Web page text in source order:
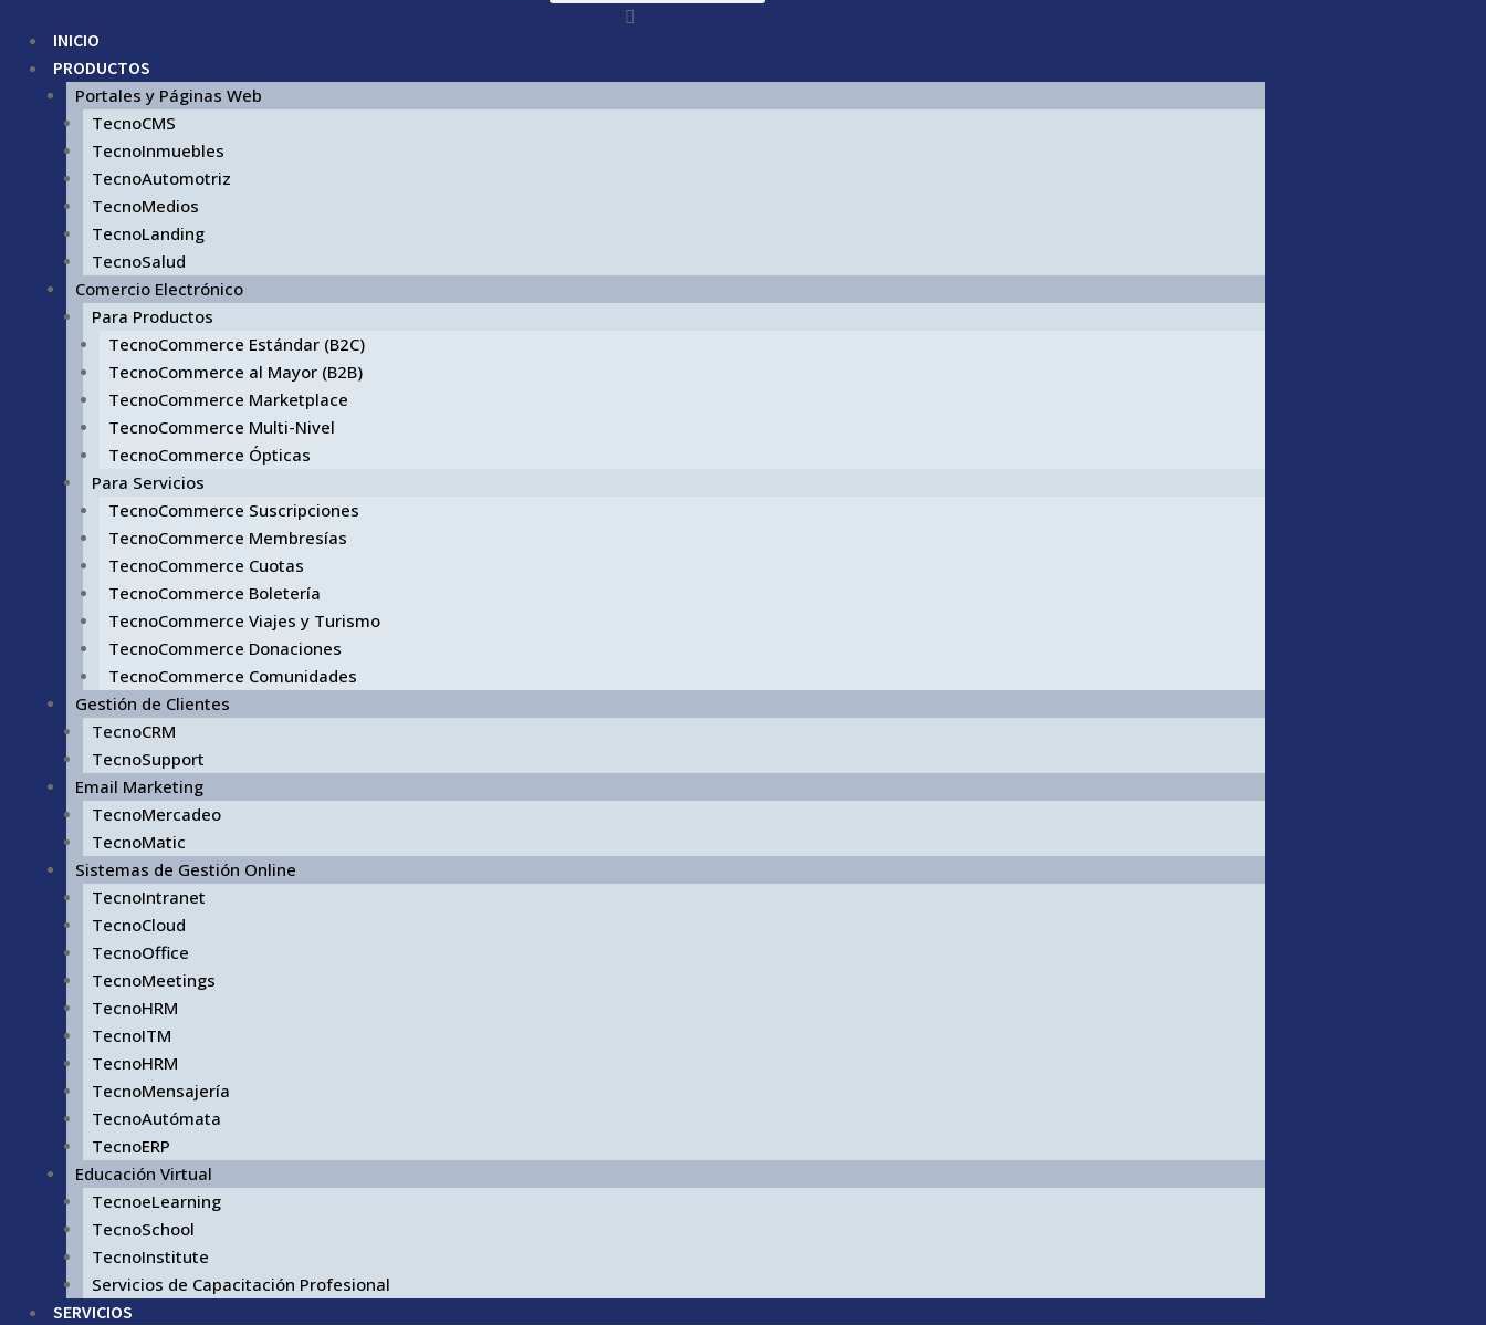
INICIO
PRODUCTOS
Portales y Páginas Web
TecnoCMS
TecnoInmuebles
TecnoAutomotriz
TecnoMedios
TecnoLanding
TecnoSalud
Comercio Electrónico
Para Productos
TecnoCommerce Estándar (B2C)
TecnoCommerce al Mayor (B2B)
TecnoCommerce Marketplace
TecnoCommerce Multi-Nivel
TecnoCommerce Ópticas
Para Servicios
TecnoCommerce Suscripciones
TecnoCommerce Membresías
TecnoCommerce Cuotas
TecnoCommerce Boletería
TecnoCommerce Viajes y Turismo
TecnoCommerce Donaciones
TecnoCommerce Comunidades
Gestión de Clientes
TecnoCRM
TecnoSupport
Email Marketing
TecnoMercadeo
TecnoMatic
Sistemas de Gestión Online
TecnoIntranet
TecnoCloud
TecnoOffice
TecnoMeetings
TecnoHRM
TecnoITM
TecnoHRM
TecnoMensajería
TecnoAutómata
TecnoERP
Educación Virtual
TecnoeLearning
TecnoSchool
TecnoInstitute
Servicios de Capacitación Profesional
SERVICIOS